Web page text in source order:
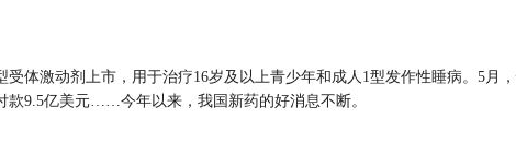
体激动剂上市，用于治疗16岁及以上青少年和成人1型发作性睡病。5月
9.5亿美元……今年以来，我国新药的好消息不断。